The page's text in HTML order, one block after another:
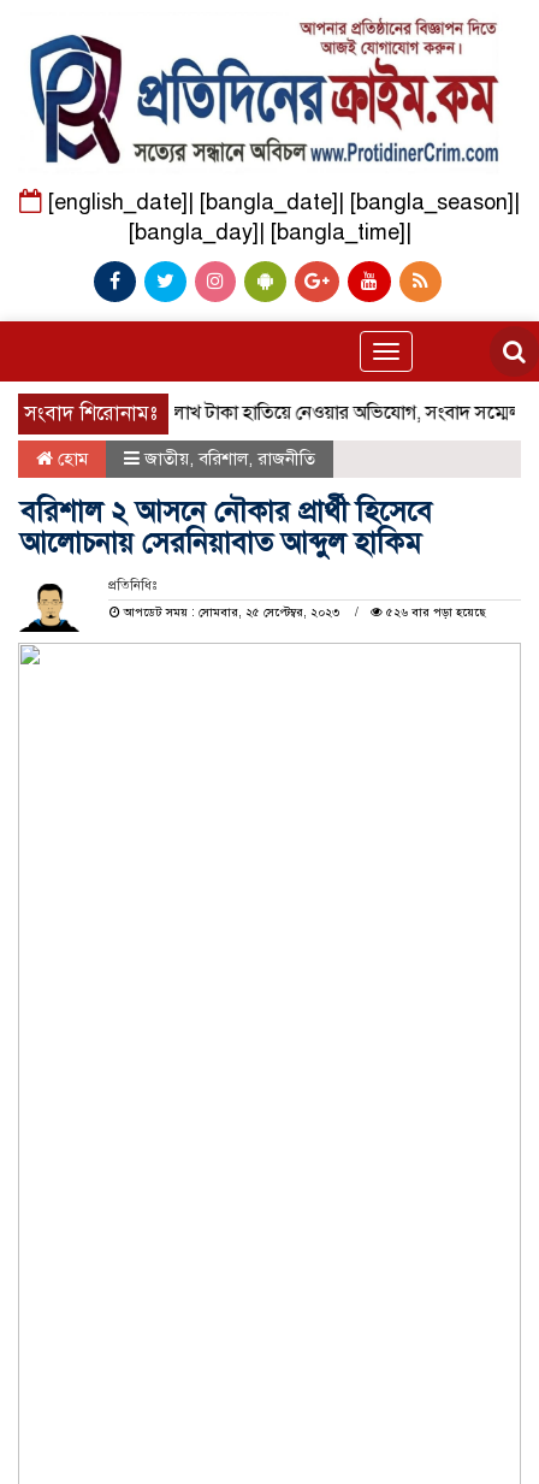
[english_date]| [bangla_date]| [bangla_season]|
[bangla_day]| [bangla_time]|
Toggle
navigation
সংবাদ শিরোনামঃ
সাজিয়ে ৬০ লাখ টাকা হাতিয়ে নেওয়ার অভিযোগ, সংবাদ সম্মেলনে
হোম জাতীয় ,বরিশাল, রাজনীতি
বরিশাল ২ আসনে নৌকার প্রার্থী হিসেবে
আলোচনায় সেরনিয়াবাত আব্দুল হাকিম
প্রতিনিধিঃ
আপডেট সময় : সোমবার, ২৫ সেপ্টেম্বর, ২০২৩
৫২৬ বার পড়া হয়েছে